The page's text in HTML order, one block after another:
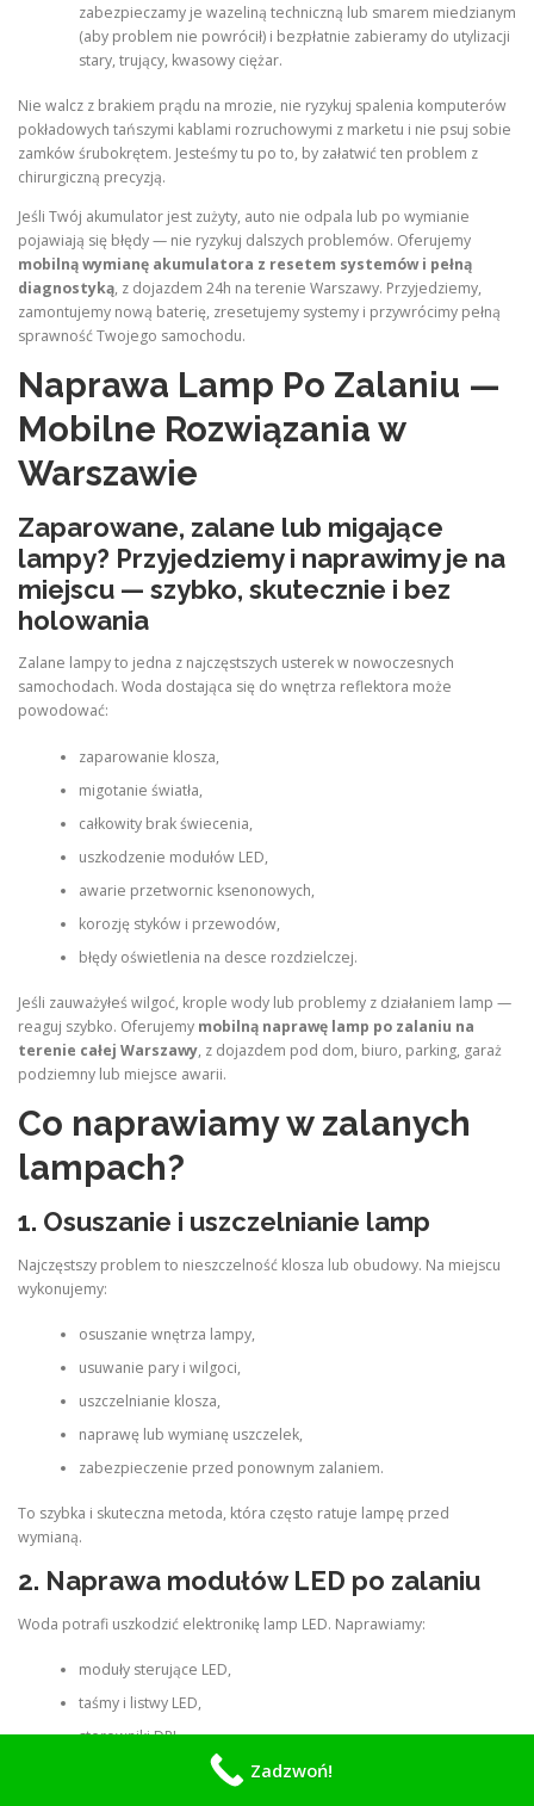
zabezpieczamy je wazeliną techniczną lub smarem miedzianym
(aby problem nie powrócił) i bezpłatnie zabieramy do utylizacji
stary, trujący, kwasowy ciężar.
Nie walcz z brakiem prądu na mrozie, nie ryzykuj spalenia komputerów
pokładowych tańszymi kablami rozruchowymi z marketu i nie psuj sobie
zamków śrubokrętem. Jesteśmy tu po to, by załatwić ten problem z
chirurgiczną precyzją.
Jeśli Twój akumulator jest zużyty, auto nie odpala lub po wymianie
pojawiają się błędy — nie ryzykuj dalszych problemów. Oferujemy
mobilną wymianę akumulatora z resetem systemów i pełną
diagnostyką, z dojazdem 24h na terenie Warszawy. Przyjedziemy,
zamontujemy nową baterię, zresetujemy systemy i przywrócimy pełną
sprawność Twojego samochodu.
Naprawa Lamp Po Zalaniu —
Mobilne Rozwiązania w
Warszawie
Zaparowane, zalane lub migające
lampy? Przyjedziemy i naprawimy je na
miejscu — szybko, skutecznie i bez
holowania
Zalane lampy to jedna z najczęstszych usterek w nowoczesnych
samochodach. Woda dostająca się do wnętrza reflektora może
powodować:
zaparowanie klosza,
migotanie światła,
całkowity brak świecenia,
uszkodzenie modułów LED,
awarie przetwornic ksenonowych,
korozję styków i przewodów,
błędy oświetlenia na desce rozdzielczej.
Jeśli zauważyłeś wilgoć, krople wody lub problemy z działaniem lamp —
reaguj szybko. Oferujemy mobilną naprawę lamp po zalaniu na
terenie całej Warszawy, z dojazdem pod dom, biuro, parking, garaż
podziemny lub miejsce awarii.
Co naprawiamy w zalanych
lampach?
1. Osuszanie i uszczelnianie lamp
Najczęstszy problem to nieszczelność klosza lub obudowy. Na miejscu
wykonujemy:
osuszanie wnętrza lampy,
usuwanie pary i wilgoci,
uszczelnianie klosza,
naprawę lub wymianę uszczelek,
zabezpieczenie przed ponownym zalaniem.
To szybka i skuteczna metoda, która często ratuje lampę przed
wymianą.
2. Naprawa modułów LED po zalaniu
Woda potrafi uszkodzić elektronikę lamp LED. Naprawiamy:
moduły sterujące LED,
taśmy i listwy LED,
sterowniki DRL,
Zadzwoń!